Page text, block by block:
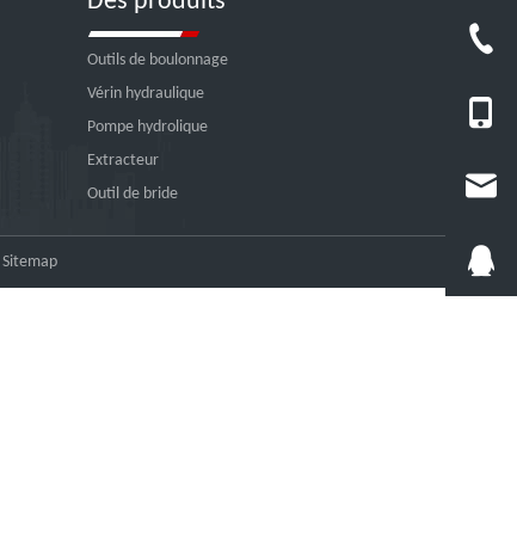
Outils de boulonnage
Vérin hydraulique
Pompe hydrolique
Extracteur
Outil de bride
Sitemap